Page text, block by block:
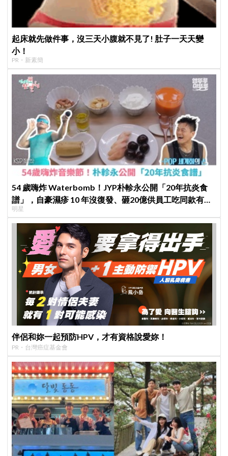
起床就先做件事，沒三天小腹就不見了! 肚子一天天變
小！
PR・新素簡
54 歲嗨炸 Waterbomb！JYP朴軫永公開「20年抗炎食
譜」，自豪濕疹 10 年沒復發、砸20億供員工吃同款有機
餐
明星
伴侶和妳一起預防HPV，才有資格說愛妳！
PR・台灣癌症基金會